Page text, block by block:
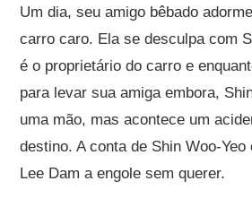
Um dia, seu amigo bêbado
carro caro. Ela se desculpa com
é o proprietário do carro e
para levar sua amiga embora,
uma mão, mas acontece um
destino. A conta de Shin Woo-
Lee Dam a engole sem querer.